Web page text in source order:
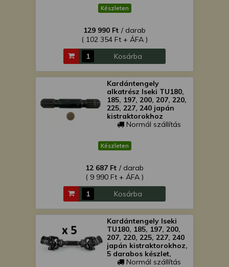
Készleten
129 990 Ft / darab
( 102 354 Ft + ÁFA )
Kosárba
Kardántengely
alkatrész Iseki TU180,
185, 197, 200, 207, 220,
225, 227, 240 japán
kistraktorokhoz
Normál szállítás
Készleten
12 687 Ft / darab
( 9 990 Ft + ÁFA )
Kosárba
Kardántengely Iseki
TU180, 185, 197, 200,
207, 220, 225, 227, 240
japán kistraktorokhoz,
5 darabos készlet,
AKCIÓ!Normál szállítás